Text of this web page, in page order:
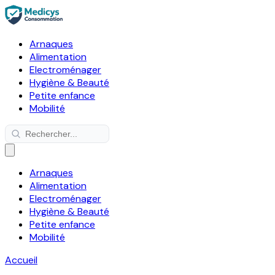
Arnaques
Alimentation
Electroménager
Hygiène & Beauté
Petite enfance
Mobilité
Arnaques
Alimentation
Electroménager
Hygiène & Beauté
Petite enfance
Mobilité
Accueil